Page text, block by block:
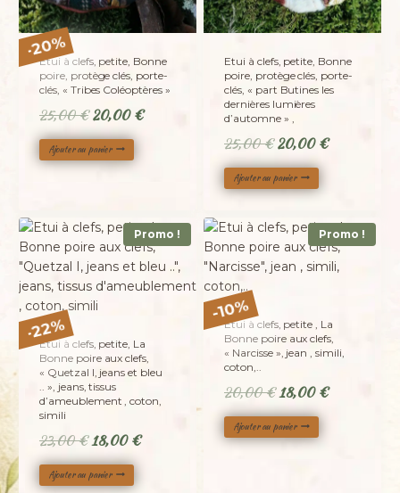
-20%
Etui à clefs, petite, Bonne
poire, protège clés, porte-
clés, « Tribes Coléoptères »
25,00€ Le
prix
initial
20,00€Le
Ajouter au panier
Etui à clefs, petite, Bonne
poire, protège clés, porte-
clés, « part Butines les
dernières lumières
d’automne » ,
25,00€ Le
prix
initial
25,00 €.
20,00€Le
20,00 €.
Ajouter au panier
Promo !
-22%
Etui à clefs, petite, La
Bonne poire aux clefs,
« Quetzal I, jeans et bleu
.. », jeans, tissus
d’ameublement , coton,
simili
23,00€ Le
prix
initial
18,00€Le
Ajouter au panier
Promo !
-10%
Etui à clefs, petite , La
Bonne poire aux clefs,
« Narcisse », jean , simili,
coton,..
20,00€ Le
prix
initial
18,00€Le
Ajouter au panier